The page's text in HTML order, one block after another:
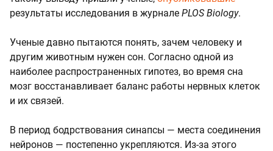
результаты исследования в журнале PLOS Biology.
Ученые давно пытаются понять, зачем человеку и
другим животным нужен сон. Согласно одной из
наиболее распространенных гипотез, во время сна
мозг восстанавливает баланс работы нервных клеток
и их связей.
В период бодрствования синапсы — места соединения
нейронов — постепенно укрепляются. Из-за этого